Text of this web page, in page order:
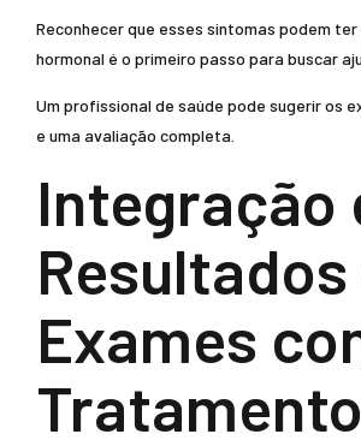
Reconhecer que esses sintomas podem ter
hormonal é o primeiro passo para buscar
Um profissional de saúde pode sugerir os
e uma avaliação completa.
Integração
Exames
Tratamento